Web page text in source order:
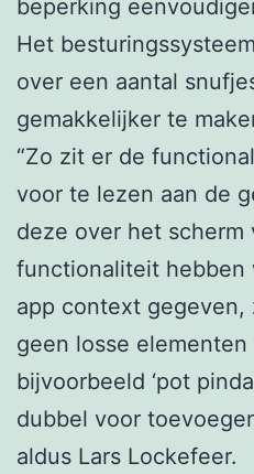
beperking
Het
over een aantal
gemakkelijker te
“Zo zit er de
voor te lezen aan de
deze over het scherm
functionaliteit hebben
app context gegeven,
geen losse
bijvoorbeeld ‘pot
dubbel voor
aldus Lars Lockefeer.